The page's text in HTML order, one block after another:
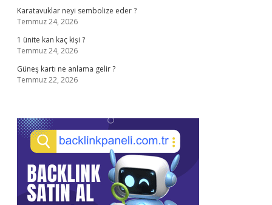
Karatavuklar neyi sembolize eder ?
Temmuz 24, 2026
1 ünite kan kaç kişi ?
Temmuz 24, 2026
Güneş kartı ne anlama gelir ?
Temmuz 22, 2026